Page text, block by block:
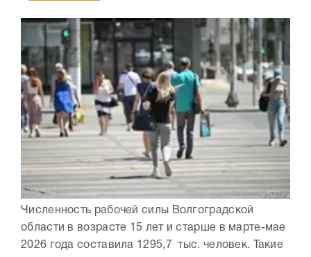
Численность рабочей силы Волгоградской
области в возрасте 15 лет и старше в марте-мае
2026 года составила 1295,7 тыс. человек. Такие